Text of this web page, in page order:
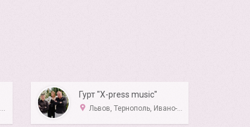
Гурт "X-press music"
Львов, Тернополь, Ивано-Франковск